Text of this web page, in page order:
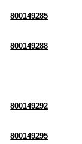
800149285
800149288
800149292
800149295